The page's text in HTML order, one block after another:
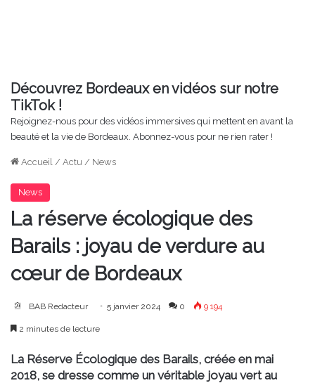
Découvrez Bordeaux en vidéos sur notre
TikTok !
Rejoignez-nous pour des vidéos immersives qui mettent en avant la
beauté et la vie de Bordeaux. Abonnez-vous pour ne rien rater !
Accueil / Actu / News
News
La réserve écologique des
Barails : joyau de verdure au
cœur de Bordeaux
BAB Redacteur 5 janvier 2024 0 9 194
2 minutes de lecture
La Réserve Écologique des Barails, créée en mai
2018, se dresse comme un véritable joyau vert au